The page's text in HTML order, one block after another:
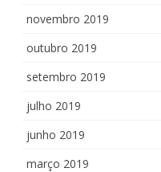
novembro 2019
outubro 2019
setembro 2019
julho 2019
junho 2019
março 2019